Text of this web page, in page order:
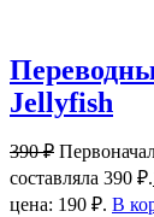
Jellyfish
390₽
составляла 390 ₽.
цена: 190 ₽. В